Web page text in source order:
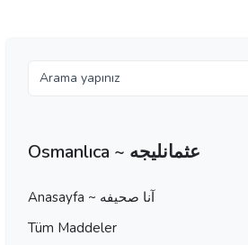
Osmanlıca ~ عثمانليجه
Anasayfa ~ آنا صحيفه
Tüm Maddeler